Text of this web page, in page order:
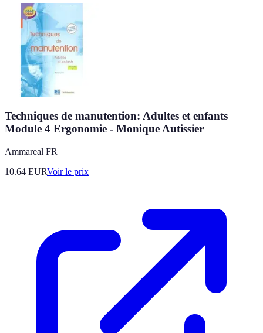
Techniques de manutention: Adultes et enfants
Module 4 Ergonomie - Monique Autissier
Ammareal FR
10.64 EURVoir le prix